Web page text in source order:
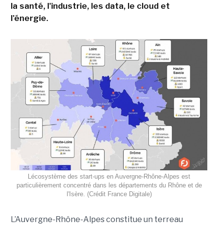
la santé, l'industrie, les data, le cloud et
l'énergie.
Lécosystème des start-ups en Auvergne-Rhône-Alpes est
particulièrement concentré dans les départements du Rhône et de
l'Isère. (Crédit France Digitale)
L’Auvergne-Rhône-Alpes constitue un terreau